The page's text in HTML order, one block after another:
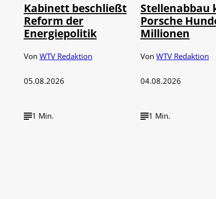
Kabinett beschließt
Reform der
Energiepolitik
Von WTV Redaktion
05.08.2026
1 Min.
Stellenabbau
Porsche
Millionen
Von WTV Redaktion
04.08.2026
1 Min.